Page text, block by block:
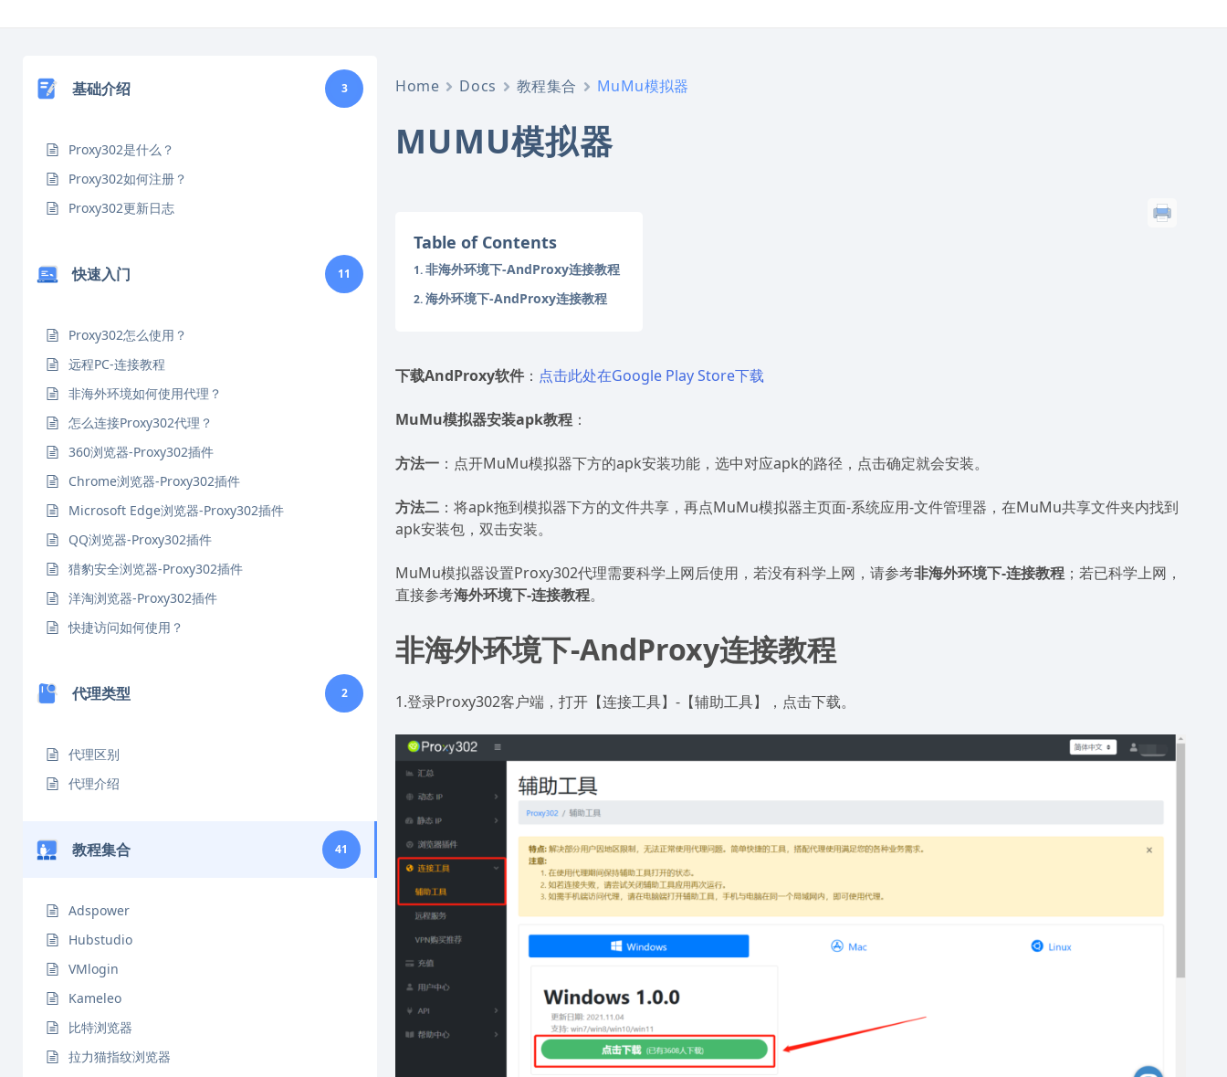
基础介绍 3
Proxy302是什么？
Proxy302如何注册？
Proxy302更新日志
快速入门 11
Proxy302怎么使用？
远程PC-连接教程
非海外环境如何使用代理？
怎么连接Proxy302代理？
360浏览器-Proxy302插件
Chrome浏览器-Proxy302插件
Microsoft Edge浏览器-Proxy302插件
QQ浏览器-Proxy302插件
猎豹安全浏览器-Proxy302插件
洋淘浏览器-Proxy302插件
快捷访问如何使用？
代理类型 2
代理区别
代理介绍
教程集合 41
Adspower
Hubstudio
VMlogin
Kameleo
比特浏览器
拉力猫指纹浏览器
Home Docs 教程集合 MuMu模拟器
MUMU模拟器
Table of Contents
非海外环境下-AndProxy连接教程
海外环境下-AndProxy连接教程
下载AndProxy软件 ： 点击此处在Google Play Store下载
MuMu模拟器安装apk教程 ：
方法一 ：点开MuMu模拟器下方的apk安装功能，选中对应apk的路径，点击确定就会安装。
方法二 ：将apk拖到模拟器下方的文件共享，再点MuMu模拟器主页面-系统应用-文件管理器，在MuMu共享文件夹内找到
apk安装包，双击安装。
MuMu模拟器设置Proxy302代理需要科学上网后使用，若没有科学上网，请参考非海外环境下-连接教程 ；若已科学上网，
直接参考海外环境下-连接教程。
非海外环境下-AndProxy连接教程
1.登录Proxy302客户端，打开【连接工具】-【辅助工具】，点击下载。